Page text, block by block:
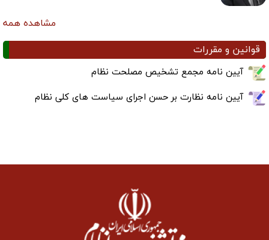
مشاهده همه
قوانین و مقررات
آیین نامه مجمع تشخیص مصلحت نظام
آیین نامه نظارت بر حسن اجرای سیاست های کلی نظام